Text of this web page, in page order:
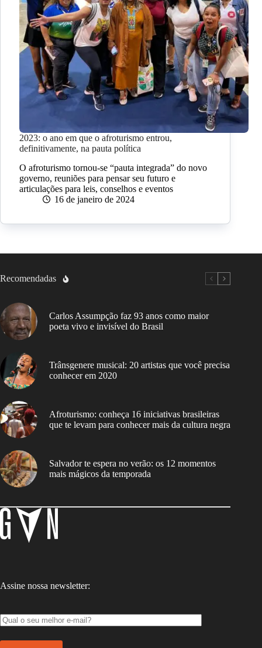
2023: o ano em que o afroturismo entrou,
definitivamente, na pauta política
O afroturismo tornou-se “pauta integrada” do novo
governo, reuniões para pensar seu futuro e
articulações para leis, conselhos e eventos
16 de janeiro de 2024
Recomendadas
Carlos Assumpção faz 93 anos como maior
poeta vivo e invisível do Brasil
Trânsgenere musical: 20 artistas que você precisa
conhecer em 2020
Afroturismo: conheça 16 iniciativas brasileiras
que te levam para conhecer mais da cultura negra
Salvador te espera no verão: os 12 momentos
mais mágicos da temporada
Assine nossa newsletter: